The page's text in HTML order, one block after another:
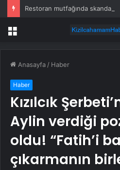
Menü
Anasayfa / Haber
Haber
Kızılcık
Aylin verdiği
oldu! “Fatih’i
çıkarmanın